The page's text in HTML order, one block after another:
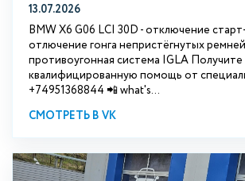
13.07.2026
BMW X6 G06 LCI 30D - отключение
отлючение гонга непристёгнутых
противоугонная система IGLA Получите
квалифицированную помощь от
+74951368844 📲 what's...
СМОТРЕТЬ В VK